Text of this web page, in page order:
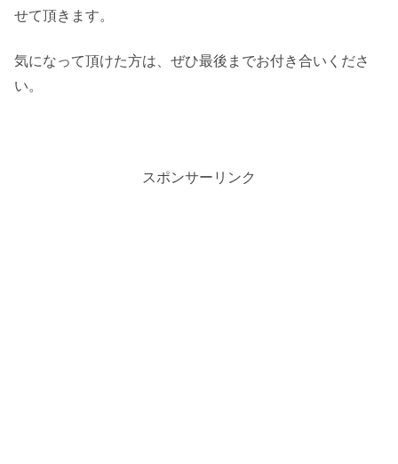
せて頂きます。
気になって頂けた方は、ぜひ最後までお付き合いくださ
い。
スポンサーリンク